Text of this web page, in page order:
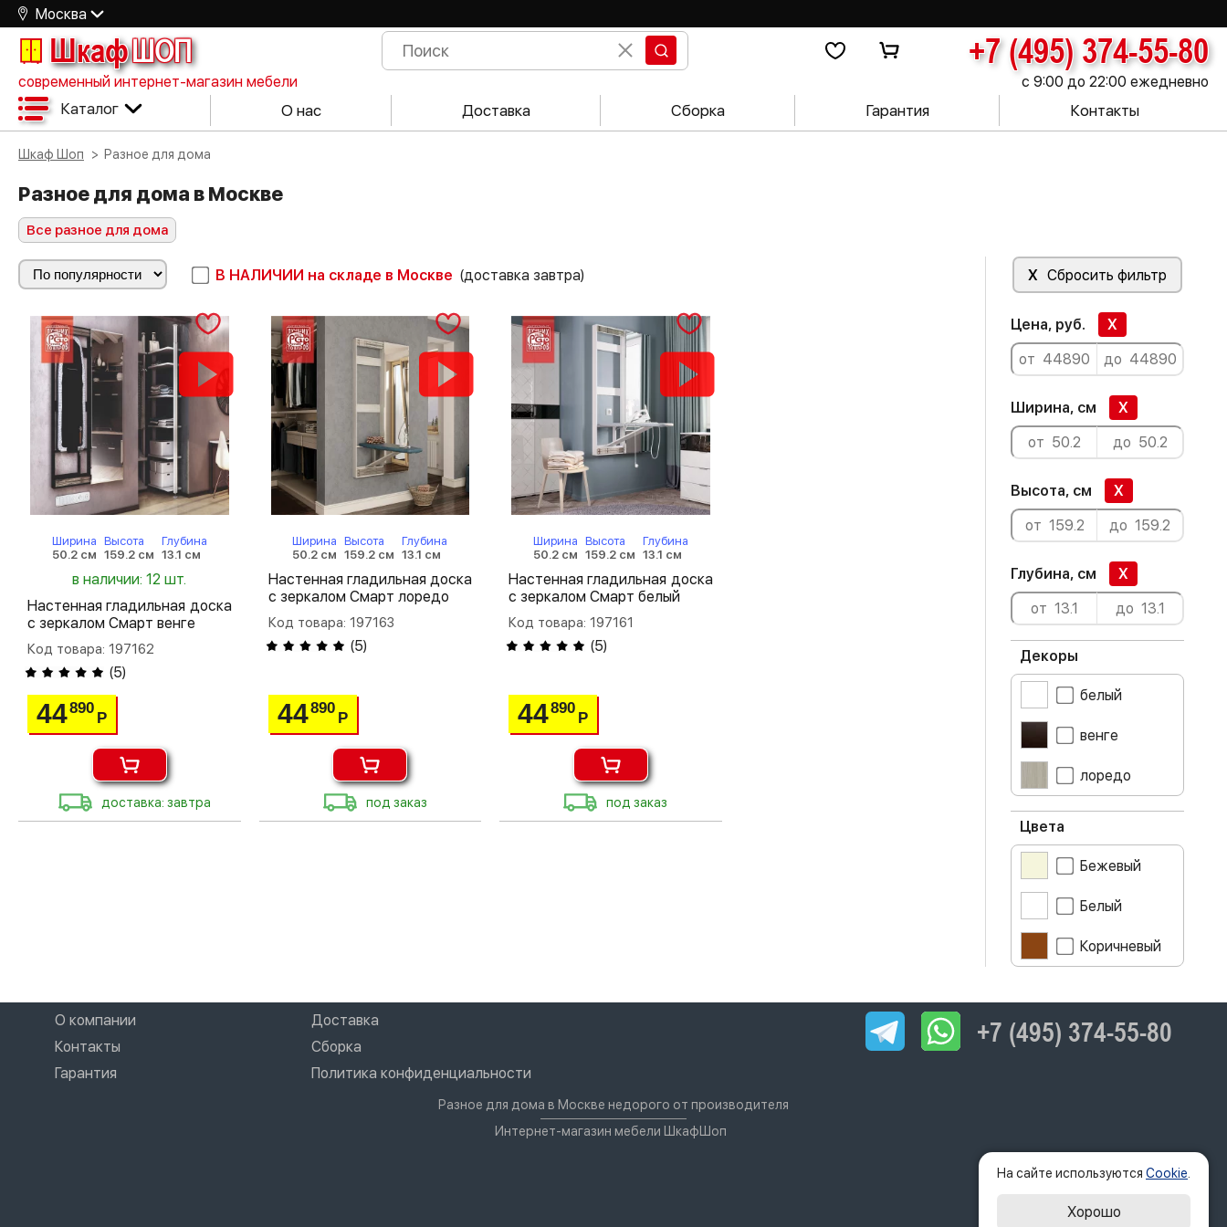
Москва
ШкафШОП +7 (495) 374-55-80
современный интернет-магазин мебели с 9:00 до 22:00 ежедневно
Каталог О нас Доставка Сборка Гарантия Контакты
Шкаф Шоп Разное для дома
Разное для дома в Москве
Все разное для дома
В НАЛИЧИИ на складе в Москве (доставка завтра)
Ширина
50.2 см
Высота
159.2 см
Глубина
13.1 см
в наличии: 12 шт.
Настенная гладильная доска
с зеркалом Смарт венге
Код товара: 197162
(5)
44890
Р
доставка: завтра
Ширина
50.2 см
Высота
159.2 см
Глубина
13.1 см
Настенная гладильная доска
с зеркалом Смарт лоредо
Код товара: 197163
(5)
44890
Р
под заказ
Ширина
50.2 см
Высота
159.2 см
Глубина
13.1 см
Настенная гладильная доска
с зеркалом Смарт белый
Код товара: 197161
(5)
44890
Р
под заказ
X Сбросить фильтр
Цена, руб. X
Ширина, см X
Высота, см X
Глубина, см X
Декоры
белый
венге
лоредо
Цвета
Бежевый
Белый
Коричневый
О компании
Доставка
Контакты
Сборка
Гарантия
Политика конфиденциальности
+7 (495) 374-55-80
Разное для дома в Москве недорого от производителя
Интернет-магазин мебели ШкафШоп
На сайте используются Cookie
Хорошо